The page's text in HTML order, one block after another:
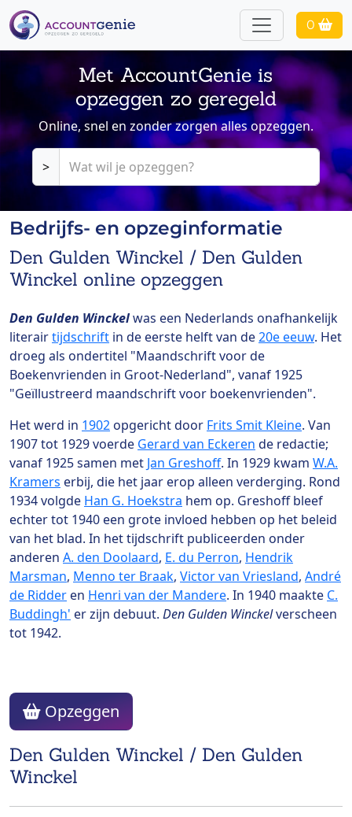
0
Met AccountGenie is
opzeggen zo geregeld
Online, snel en zonder zorgen alles opzeggen.
>
Bedrijfs- en opzeginformatie
Den Gulden Winckel / Den Gulden
Winckel online opzeggen
Den Gulden Winckelwas een Nederlands onafhankelijk
literairtijdschrift in de eerste helft van de20e eeuw. Het
droeg als ondertitel "Maandschrift voor de
Boekenvrienden in Groot-Nederland", vanaf 1925
"Geïllustreerd maandschrift voor boekenvrienden".
Het werd in 1902opgericht door Frits Smit Kleine. Van
1907 tot 1929 voerde Gerard van Eckeren de redactie;
vanaf 1925 samen met Jan Greshoff. In 1929 kwam W.A.
Kramers erbij, die het jaar erop alleen verderging. Rond
1934 volgde Han G. Hoekstra hem op. Greshoff bleef
echter tot 1940 een grote invloed hebben op het beleid
van het blad. In het tijdschrift publiceerden onder
anderen A. den Doolaard, E. du Perron, Hendrik
Marsman, Menno ter Braak, Victor van Vriesland, André
de Ridderen Henri van der Mandere. In 1940 maakte C.
Buddingh' er zijn debuut. Den Gulden Winckelverscheen
tot 1942.
Den Gulden Winckel / Den Gulden
Winckel
Opzeggen